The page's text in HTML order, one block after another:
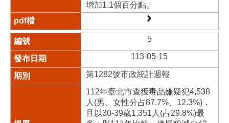
增加1.1個百分點。
5
113-05-15
第1282號市政統計週報
112年臺北市查獲毒品嫌疑犯4,538
人(男、女性分占87.7%、12.3%)，
且以30-39歲1,351人(占29.8%)最